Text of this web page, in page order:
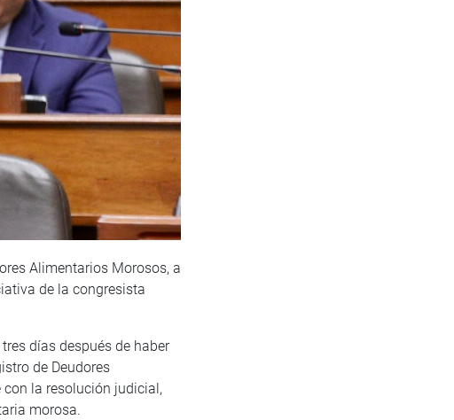
Alimentarios Morosos, a
de la congresista
días después de haber
de Deudores
con la resolución judicial,
morosa.